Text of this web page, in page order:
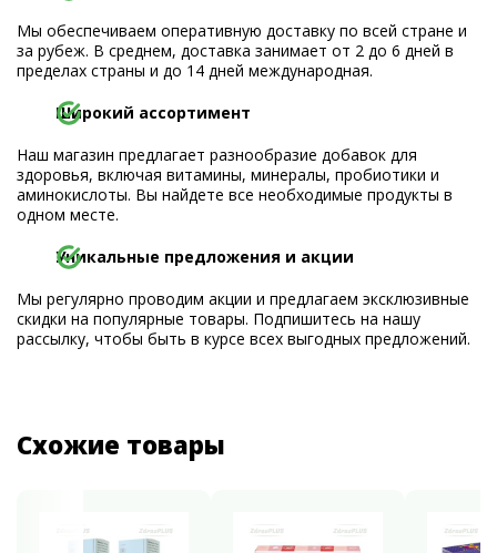
Мы обеспечиваем оперативную доставку по всей стране и
за рубеж. В среднем, доставка занимает от 2 до 6 дней в
пределах страны и до 14 дней международная.
Широкий ассортимент
Наш магазин предлагает разнообразие добавок для
здоровья, включая витамины, минералы, пробиотики и
аминокислоты. Вы найдете все необходимые продукты в
одном месте.
Уникальные предложения и акции
Мы регулярно проводим акции и предлагаем эксклюзивные
скидки на популярные товары. Подпишитесь на нашу
рассылку, чтобы быть в курсе всех выгодных предложений.
Схожие товары